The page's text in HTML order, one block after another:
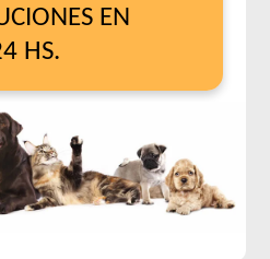
Control
EN
HS.